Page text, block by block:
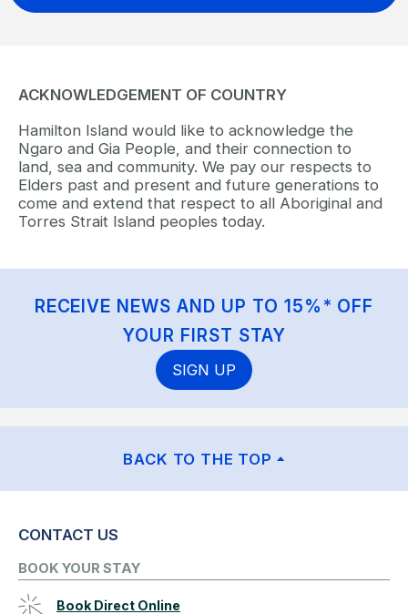
ACKNOWLEDGEMENT OF COUNTRY
Hamilton Island would like to acknowledge the
Ngaro and Gia People, and their connection to
land, sea and community. We pay our respects to
Elders past and present and future generations to
come and extend that respect to all Aboriginal and
Torres Strait Island peoples today.
RECEIVE NEWS AND UP TO 15%* OFF
YOUR FIRST STAY
SIGN UP
BACK TO THE TOP
CONTACT US
BOOK YOUR STAY
Book Direct Online